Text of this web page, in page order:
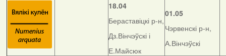
18.04
Бераставіцкі р-н,
Дз.Вінчэўскі і
Е.Майсюк
01.05
Чэрвенскі р-н,
А.Вінчэўскі